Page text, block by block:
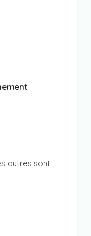
.
autres sont